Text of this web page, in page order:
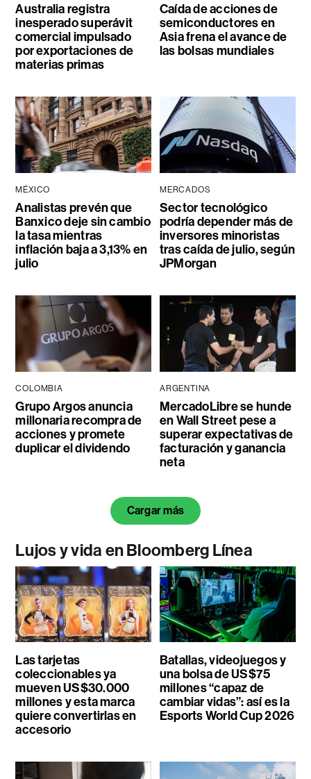
Australia registra
inesperado superávit
comercial impulsado
por exportaciones de
materias primas
Caída de acciones de
semiconductores en
Asia frena el avance de
las bolsas mundiales
MÉXICO
Analistas prevén que
Banxico deje sin cambio
la tasa mientras
inflación baja a 3,13% en
julio
MERCADOS
Sector tecnológico
podría depender más de
inversores minoristas
tras caída de julio, según
JPMorgan
COLOMBIA
Grupo Argos anuncia
millonaria recompra de
acciones y promete
duplicar el dividendo
ARGENTINA
MercadoLibre se hunde
en Wall Street pese a
superar expectativas de
facturación y ganancia
neta
Cargar más
Lujos y vida en Bloomberg Línea
Las tarjetas
coleccionables ya
mueven US$30.000
millones y esta marca
quiere convertirlas en
accesorio
Batallas, videojuegos y
una bolsa de US$75
millones “capaz de
cambiar vidas”: así es la
Esports World Cup 2026